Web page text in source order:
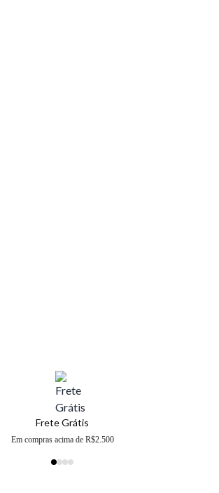
Frete Grátis
Em compras acima de R$2.500